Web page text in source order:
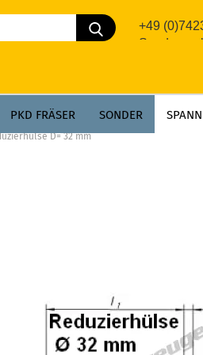
Suche...
+49
PKD FRÄSER SONDER
D= 32 mm